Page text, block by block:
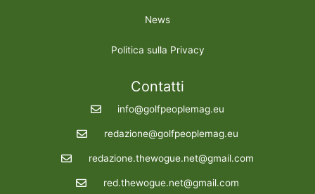
News
Politica sulla Privacy
Contatti
info@golfpeoplemag.eu
redazione@golfpeoplemag.eu
redazione.thewogue.net@gmail.com
red.thewogue.net@gmail.com